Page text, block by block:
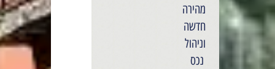
מהירה
חדשה
וניהול
נכס